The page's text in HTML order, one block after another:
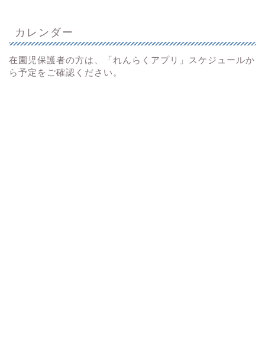
カレンダー
在園児保護者の方は、「れんらくアプリ」スケジュールか
ら予定をご確認ください。